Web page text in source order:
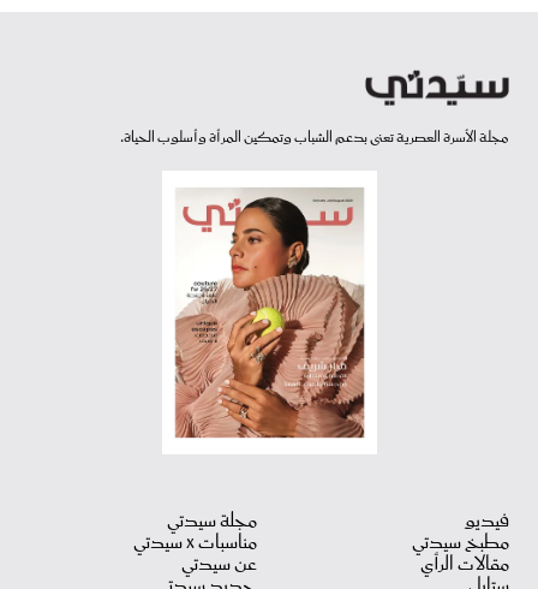
مجلة الأسرة العصرية تعنى بدعم الشباب وتمكين المرأة وأسلوب الحياة.
فيديو
مطبخ سيدتي
مقالات الرأي
مجلة سيدتي
مناسبات X سيدتي
عن سيدتي